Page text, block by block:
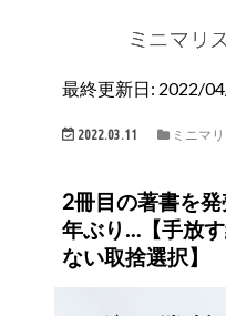
最終更新日: 2022/
2022.03.11 ミニマ
2冊目の著書を
年ぶり…【手放
ない取捨選択】